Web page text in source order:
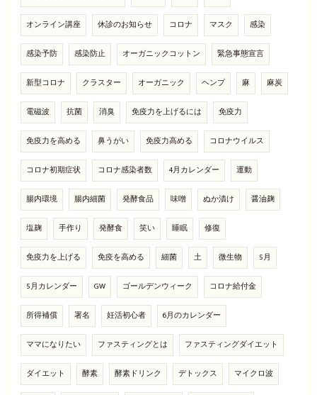
オンライン講座 休診のお知らせ コロナ マスク 感染
感染予防 感染防止 オーガニックコットン 緊急事態宣言
新型コロナ クラスター オーガニック ヘンプ 麻 麻炭
電磁波 抗菌 消臭 免疫力を上げるには 免疫力
免疫力を高める 鼻うがい 免疫力高める コロナウイルス
コロナ初期症状 コロナ感染者数 4月カレンダー 運動
腸内環境 腸内細菌 発酵食品 味噌 ぬか漬け 醤油麹
塩麹 手作り 発酵食 笑い 睡眠 修復
免疫力を上げる 免疫を高める 細菌 土 微生物 5月
5月カレンダー GW ゴールデンウィーク コロナ給付金
所得補償 署名 妊活初心者 6月のカレンダー
ママになりたい ファスティングとは ファスティングダイエット
ダイエット 酵素 酵素ドリンク デトックス マイクロ波